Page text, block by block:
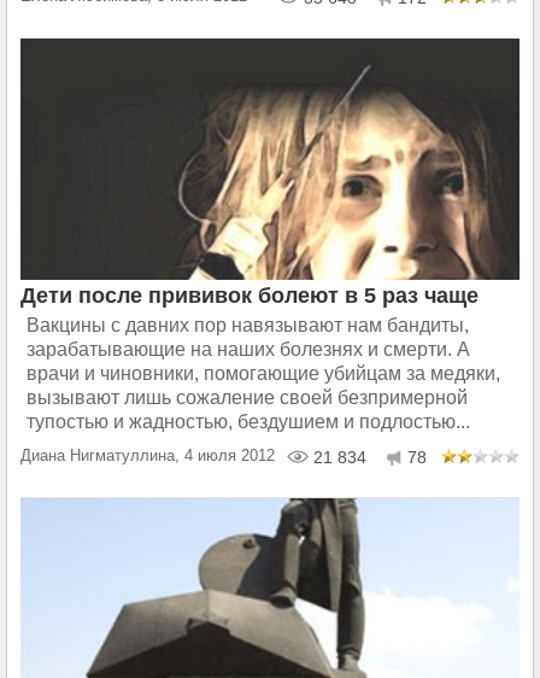
Дети после прививок болеют в 5 раз чаще
Вакцины с давних пор навязывают нам бандиты,
зарабатывающие на наших болезнях и смерти. А
врачи и чиновники, помогающие убийцам за медяки,
вызывают лишь сожаление своей безпримерной
тупостью и жадностью, бездушием и подлостью...
Диана Нигматуллина, 4 июля 2012 21 834 78